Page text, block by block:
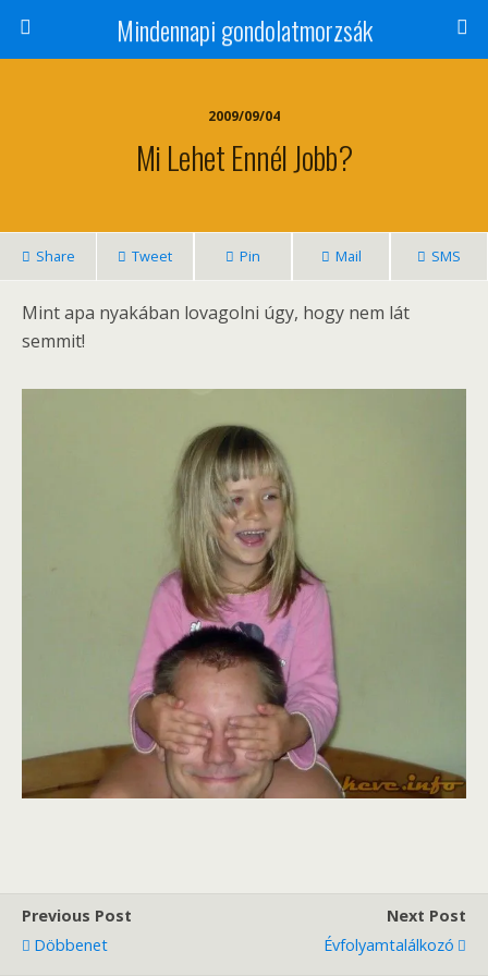
Mindennapi gondolatmorzsák
2009/09/04
Mi Lehet Ennél Jobb?
Share Tweet Pin Mail SMS
Mint apa nyakában lovagolni úgy, hogy nem lát
semmit!
Previous Post
Döbbenet
Next Post
Évfolyamtalálkozó